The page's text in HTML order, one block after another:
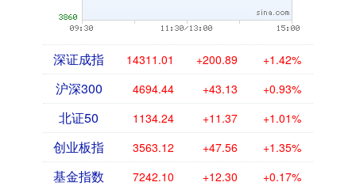
深证成指 14311.01 +200.89 +1.42%
沪深300 4694.44 +43.13 +0.93%
北证50 1134.24 +11.37 +1.01%
创业板指 3563.12 +47.56 +1.35%
基金指数 7242.10 +12.30 +0.17%